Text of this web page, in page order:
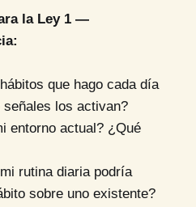
la Ley 1 —
que hago cada día
los activan?
entorno actual? ¿Qué
rutina diaria podría
sobre uno existente?